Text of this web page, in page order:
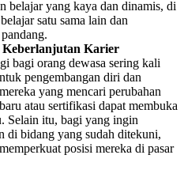
belajar yang kaya dan dinamis, di
satu sama lain dan
Keberlanjutan Karier
bagi orang dewasa sering kali
pengembangan diri dan
yang mencari perubahan
atau sertifikasi dapat membuka
Selain itu, bagi yang ingin
di bidang yang sudah ditekuni,
posisi mereka di pasar